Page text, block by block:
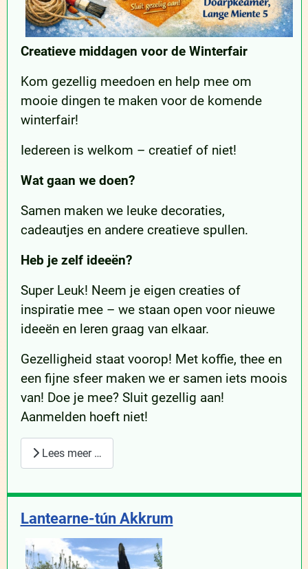
Creatieve middagen voor de Winterfair
Kom gezellig meedoen en help mee om
mooie dingen te maken voor de komende
winterfair!
Iedereen is welkom – creatief of niet!
Wat gaan we doen?
Samen maken we leuke decoraties,
cadeautjes en andere creatieve spullen.
Heb je zelf ideeën?
Super Leuk! Neem je eigen creaties of
inspiratie mee – we staan open voor nieuwe
ideeën en leren graag van elkaar.
Gezelligheid staat voorop! Met koffie, thee en
een fijne sfeer maken we er samen iets moois
van! Doe je mee? Sluit gezellig aan!
Aanmelden hoeft niet!
Lees meer …
Lantearne-tún Akkrum